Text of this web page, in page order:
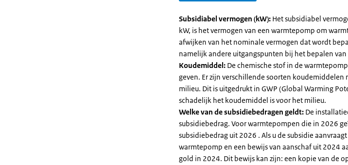
Subsidiabel vermogen (kW): Het subsidiabel
kW, is het vermogen van een warmtepomp om
afwijken van het nominale vermogen dat wordt
namelijk andere uitgangspunten bij het bepalen
Koudemiddel: De chemische stof in de
geven. Er zijn verschillende soorten
milieu. Dit is uitgedrukt in GWP (Global Warming
schadelijk het koudemiddel is voor het milieu.
Welke van de subsidiebedragen geldt: De
subsidiebedrag. Voor warmtepompen die in 2026
subsidiebedrag uit 2026 . Als u de subsidie
warmtepomp en een bewijs van aanschaf uit 2024
gold in 2024. Dit bewijs kan zijn: een kopie van de